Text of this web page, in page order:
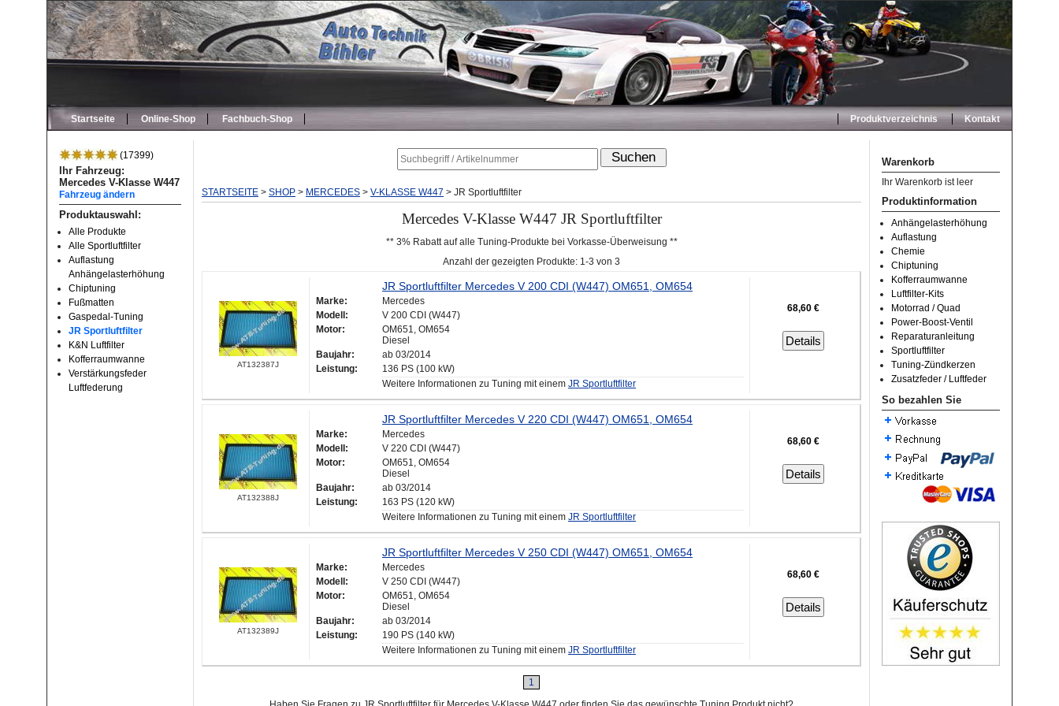
Startseite Online-Shop Fachbuch-Shop Produktverzeichnis Kontakt
(17399)
Ihr Fahrzeug:
Mercedes V-Klasse W447
Fahrzeug ändern
Produktauswahl:
Alle Produkte
Alle Sportluftfilter
Auflastung
Anhängelasterhöhung
Chiptuning
Fußmatten
Gaspedal-Tuning
JR Sportluftfilter
K&N Luftfilter
Kofferraumwanne
Verstärkungsfeder
Luftfederung
Warenkorb
Ihr Warenkorb ist leer
Produktinformation
Anhängelasterhöhung
Auflastung
Chemie
Chiptuning
Kofferraumwanne
Luftfilter-Kits
Motorrad / Quad
Power-Boost-Ventil
Reparaturanleitung
Sportluftfilter
Tuning-Zündkerzen
Zusatzfeder / Luftfeder
So bezahlen Sie
STARTSEITE > SHOP > MERCEDES > V-KLASSE W447 > JR Sportluftfilter
Mercedes V-Klasse W447 JR Sportluftfilter
** 3% Rabatt auf alle Tuning-Produkte bei Vorkasse-Überweisung **
Anzahl der gezeigten Produkte: 1-3 von 3
AT132387J
JR Sportluftfilter Mercedes V 200 CDI (W447) OM651, OM654
Marke:
Mercedes
Modell:
V 200 CDI (W447)
Motor:
OM651, OM654
Diesel
Baujahr:
ab 03/2014
Leistung:
136 PS (100 kW)
Weitere Informationen zu Tuning mit einem JR Sportluftfilter
68,60 €
Details
AT132388J
JR Sportluftfilter Mercedes V 220 CDI (W447) OM651, OM654
Marke:
Mercedes
Modell:
V 220 CDI (W447)
Motor:
OM651, OM654
Diesel
Baujahr:
ab 03/2014
Leistung:
163 PS (120 kW)
Weitere Informationen zu Tuning mit einem JR Sportluftfilter
68,60 €
Details
AT132389J
JR Sportluftfilter Mercedes V 250 CDI (W447) OM651, OM654
Marke:
Mercedes
Modell:
V 250 CDI (W447)
Motor:
OM651, OM654
Diesel
Baujahr:
ab 03/2014
Leistung:
190 PS (140 kW)
Weitere Informationen zu Tuning mit einem JR Sportluftfilter
68,60 €
Details
1